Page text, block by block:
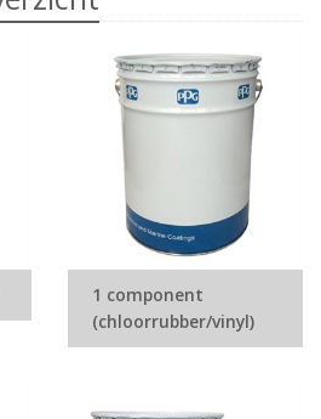
1 component
(chloorrubber/vinyl)